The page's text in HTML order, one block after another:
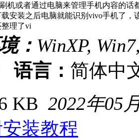
机或者通过电脑来管理手机内容的
安装之后电脑就能识别vivo手机了
理了vi
： WinXP,
语言： 简体中
KB 2022年05
装教程